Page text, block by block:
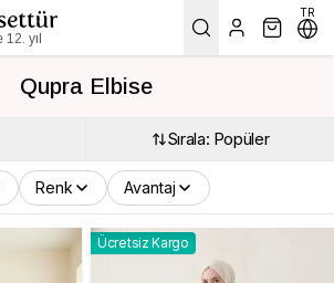
yıl
TR
Qupra Elbise
Sırala: Popüler
Renk Avantaj
Ücretsiz Kargo